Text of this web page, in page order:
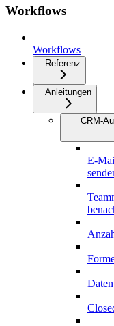
Workflows
Workflows
Referenz
Anleitungen
CRM-
E-